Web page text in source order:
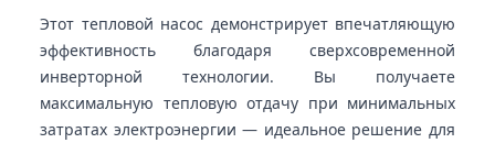
Этот тепловой насос демонстрирует впечатляющую
эффективность благодаря сверхсовременной
инверторной технологии. Вы получаете
максимальную тепловую отдачу при минимальных
затратах электроэнергии — идеальное решение для